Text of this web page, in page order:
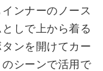
ンナーのノース
しで上から着る
ンを開けてカー
シーンで活用で